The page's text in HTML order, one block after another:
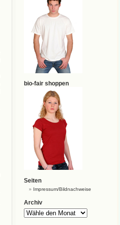
bio-fair shoppen
Seiten
Impressum/Bildnachweise
Archiv